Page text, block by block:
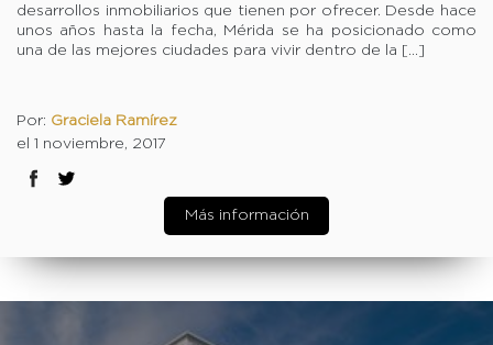
desarrollos inmobiliarios que tienen por ofrecer. Desde hace
unos años hasta la fecha, Mérida se ha posicionado como
una de las mejores ciudades para vivir dentro de la […]
Por: Graciela Ramírez
el 1 noviembre, 2017
Más información